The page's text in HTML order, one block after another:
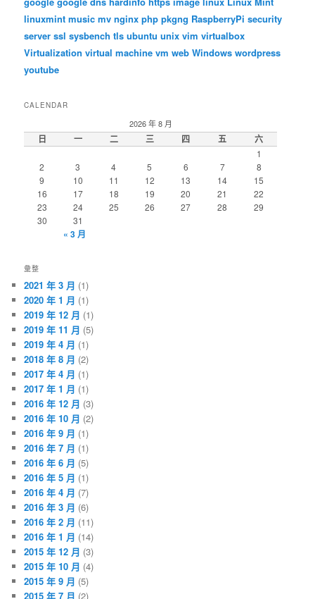
linuxmint music mv nginx php pkgng RaspberryPi security
server ssl sysbench tls ubuntu unix vim virtualbox
Virtualization virtual machine vm web Windows wordpress
youtube
CALENDAR
2026 年 8 月
日 一 二 三 四 五 六
1
2
3 4 5 6 7
8
9
10 11 12 13 14
15
16
17 18 19 20 21
22
23
24 25 26 27 28
29
30
31
« 3 月
彙整
2021 年 3 月 (1)
2020 年 1 月 (1)
2019 年 12 月 (1)
2019 年 11 月 (5)
2019 年 4 月 (1)
2018 年 8 月 (2)
2017 年 4 月 (1)
2017 年 1 月 (1)
2016 年 12 月 (3)
2016 年 10 月 (2)
2016 年 9 月 (1)
2016 年 7 月 (1)
2016 年 6 月 (5)
2016 年 5 月 (1)
2016 年 4 月 (7)
2016 年 3 月 (6)
2016 年 2 月 (11)
2016 年 1 月 (14)
2015 年 12 月 (3)
2015 年 10 月 (4)
2015 年 9 月 (5)
2015 年 7 月 (2)